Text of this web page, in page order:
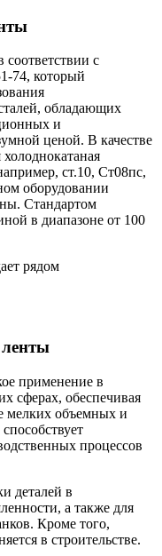
с
74, который
обладающих
и
ценой. В качестве
ст.10, Ст08пс,
оборудовании
Стандартом
в диапазоне от 100
рядом
применение в
сферах, обеспечивая
мелких объемных и
процессов
деталей в
а также для
Кроме того,
в строительстве.